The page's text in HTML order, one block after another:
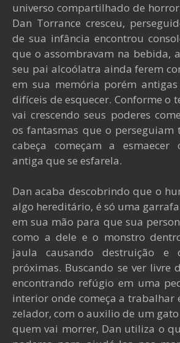
universo compartilhado de
Dan Torrance cresceu,
de sua infância encontrou
que o assombravam na bebida,
seu pai alcoólatra ainda ferem
em sua memória porém
difíceis de esquecer. Conforme o
vai crescendo seus poderes
os fantasmas que o perseguiam
cabeça começam a
antiga que se esfarela.
Dan acaba descobrindo que o
algo hereditário, é só uma
em sua mão para que sua
como a dele e o monstro
jaula causando destruição e
próximas. Buscando se ver livre
encontrando refúgio em uma
interior onde começa a trabalhar
zelador, com o auxilio de um
quem vai morrer, Dan utiliza o